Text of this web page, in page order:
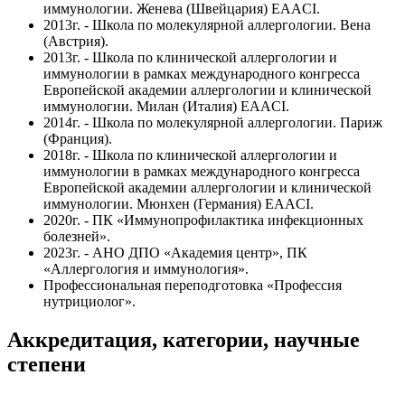
иммунологии. Женева (Швейцария) EAACI.
2013г. - Школа по молекулярной аллергологии. Вена
(Австрия).
2013г. - Школа по клинической аллергологии и
иммунологии в рамках международного конгресса
Европейской академии аллергологии и клинической
иммунологии. Милан (Италия) EAACI.
2014г. - Школа по молекулярной аллергологии. Париж
(Франция).
2018г. - Школа по клинической аллергологии и
иммунологии в рамках международного конгресса
Европейской академии аллергологии и клинической
иммунологии. Мюнхен (Германия) EAACI.
2020г. - ПК «Иммунопрофилактика инфекционных
болезней».
2023г. - АНО ДПО «Академия центр», ПК
«Аллергология и иммунология».
Профессиональная переподготовка «Профессия
нутрициолог».
Аккредитация, категории, научные
степени